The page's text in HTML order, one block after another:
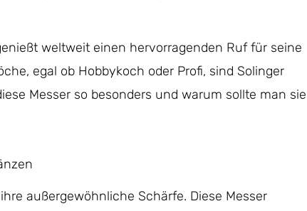
weltweit einen hervorragenden Ruf für seine
egal ob Hobbykoch oder Profi, sind Solinger
Messer so besonders und warum sollte man sie
außergewöhnliche Schärfe. Diese Messer